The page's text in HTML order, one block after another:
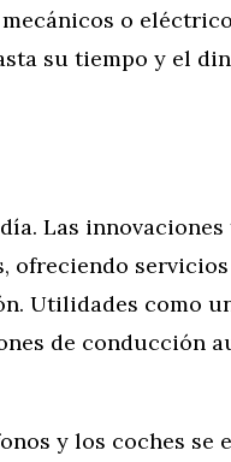
o
su tiempo y el
Las
ofreciendo
Utilidades como
de conducción
y los coches se